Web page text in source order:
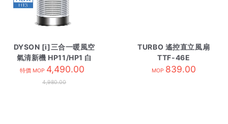
DYSON [i]三合一暖風空
氣清新機 HP11/HP1 白
色
特價 MOP 4,490.00
4,980.00
TURBO 遙控直立風扇
TTF-46E
MOP 839.00